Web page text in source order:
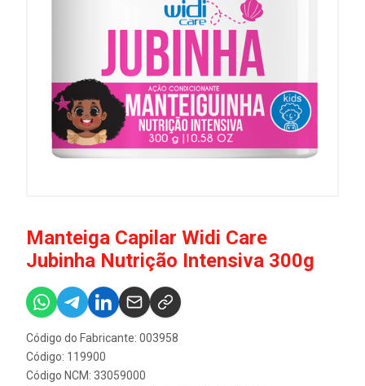
Manteiga Capilar Widi Care
Jubinha Nutrição Intensiva 300g
Código do Fabricante: 003958
Código: 119900
Código NCM: 33059000